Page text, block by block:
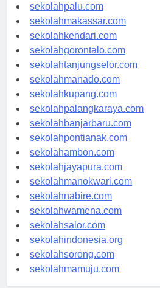
sekolahpalu.com
sekolahmakassar.com
sekolahkendari.com
sekolahgorontalo.com
sekolahtanjungselor.com
sekolahmanado.com
sekolahkupang.com
sekolahpalangkaraya.com
sekolahbanjarbaru.com
sekolahpontianak.com
sekolahambon.com
sekolahjayapura.com
sekolahmanokwari.com
sekolahnabire.com
sekolahwamena.com
sekolahsalor.com
sekolahindonesia.org
sekolahsorong.com
sekolahmamuju.com